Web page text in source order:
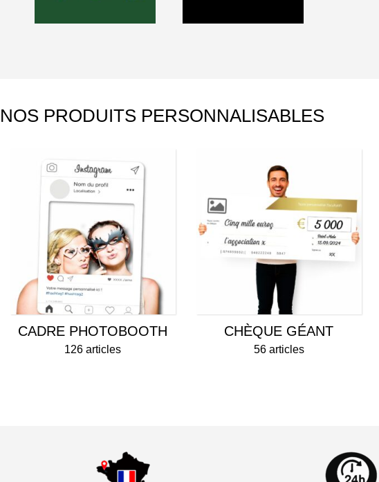
NOS PRODUITS PERSONNALISABLES
CADRE PHOTOBOOTH
126 articles
CHÈQUE GÉANT
56 articles